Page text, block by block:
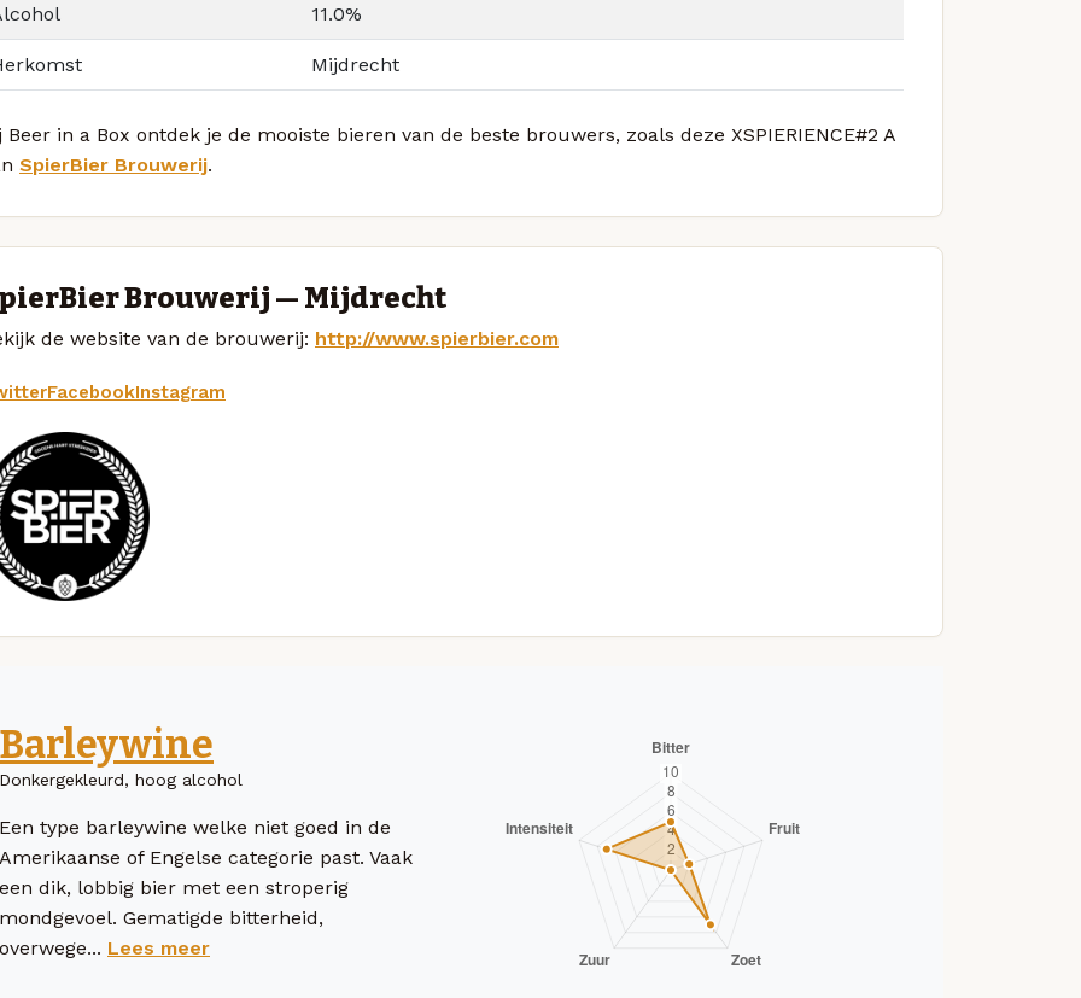
11.0%
Mijdrecht
Beer in a Box ontdek je de mooiste bieren van de beste brouwers, zoals deze XSPIERIENCE#2 A
SpierBier Brouwerij.
Brouwerij — Mijdrecht
de website van de brouwerij: http://www.spierbier.com
FacebookInstagram
Barleywine
Donkergekleurd, hoog alcohol
Een type barleywine welke niet goed in de
Amerikaanse of Engelse categorie past. Vaak
een dik, lobbig bier met een stroperig
mondgevoel. Gematigde bitterheid,
overwege... Lees meer